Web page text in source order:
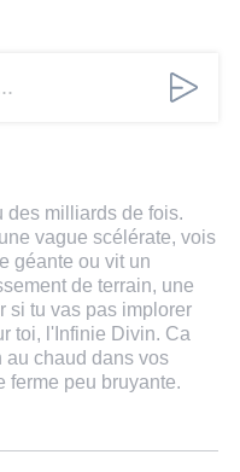
des milliards de fois.
vague scélérate, vois
géante ou vit un
de terrain, une
si tu vas pas implorer
toi, l'Infinie Divin. Ca
au chaud dans vos
ferme peu bruyante.